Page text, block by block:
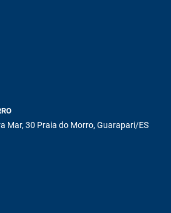
Mar, 30 Praia do Morro, Guarapari/ES